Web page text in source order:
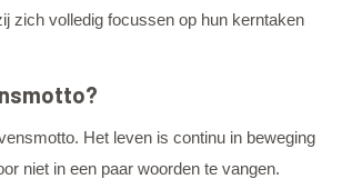
zich volledig focussen op hun kerntaken
Het leven is continu in beweging
niet in een paar woorden te vangen.